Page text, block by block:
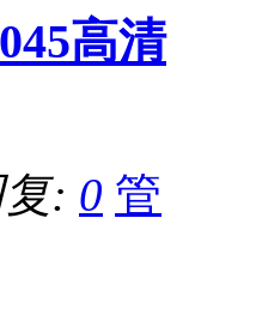
高清
: 0 管